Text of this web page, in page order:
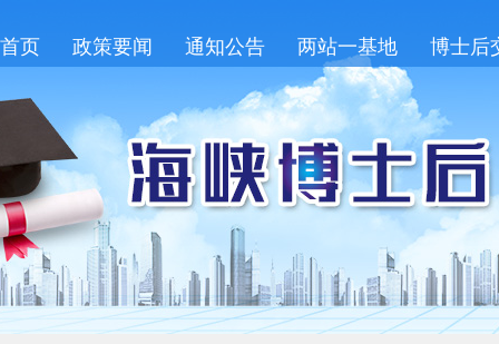
首页 政策要闻 通知公告 两站一基地 博士后